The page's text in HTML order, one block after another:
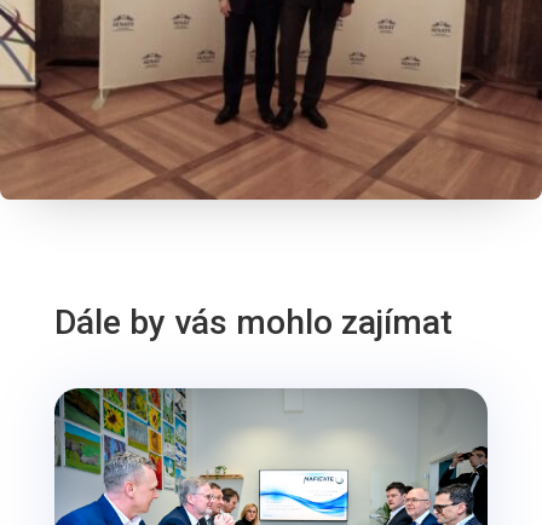
Dále by vás mohlo zajímat